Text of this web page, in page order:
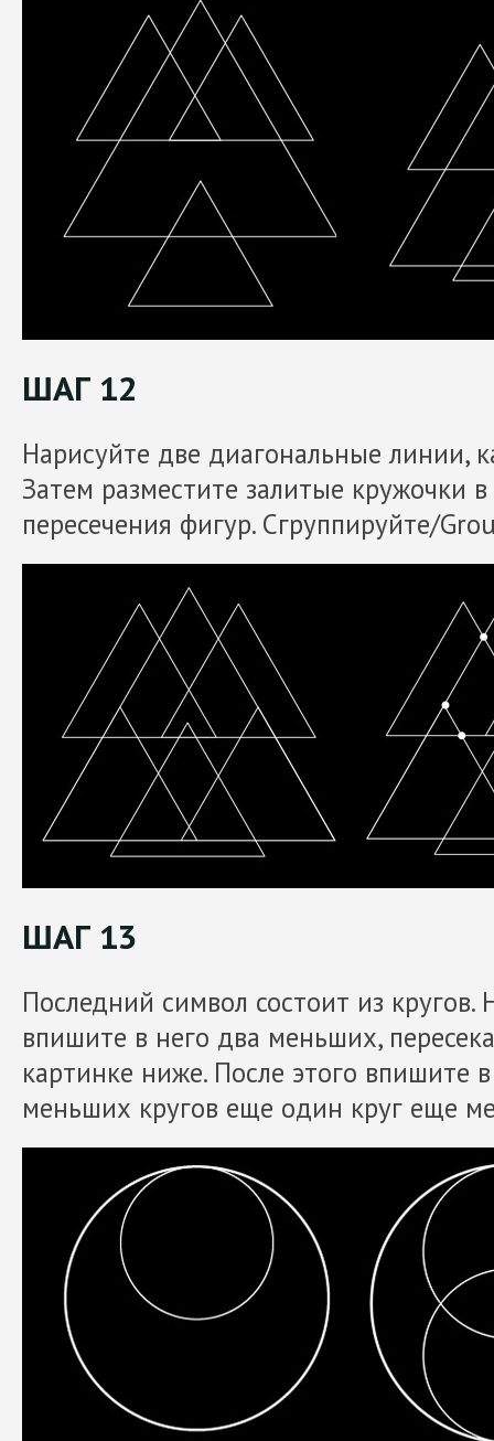
ШАГ 12
Нарисуйте две диагональные линии,
Затем разместите залитые кружочки
пересечения фигур. Сгруппируйте/
ШАГ 13
Последний символ состоит из кругов.
впишите в него два меньших,
картинке ниже. После этого впишите
меньших кругов еще один круг еще